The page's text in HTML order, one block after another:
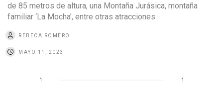
de 85 metros de altura, una Montaña Jurásica, montaña
familiar ‘La Mocha’, entre otras atracciones
REBECA ROMERO
MAYO 11, 2023
1 1